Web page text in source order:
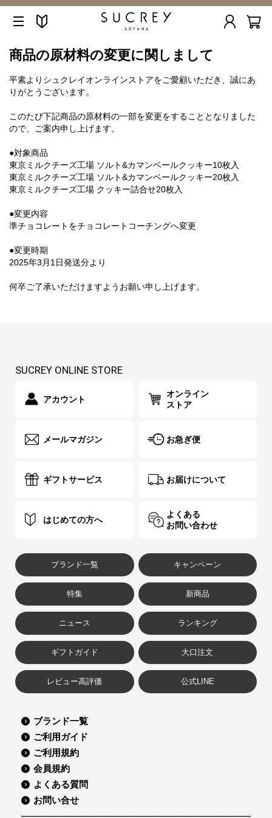
商品の原材料の変更に関しまして
平素よりシュクレイオンラインストアをご愛顧いただき、誠にあ
りがとうございます。
このたび下記商品の原材料の一部を変更をすることとなりました
ので、ご案内申し上げます。
●対象商品
東京ミルクチーズ工場 ソルト&カマンベールクッキー10枚入
東京ミルクチーズ工場 ソルト&カマンベールクッキー20枚入
東京ミルクチーズ工場 クッキー詰合せ20枚入
●変更内容
準チョコレートをチョコレートコーチングへ変更
●変更時期
2025年3月1日発送分より
何卒ご了承いただけますようお願い申し上げます。
SUCREY ONLINE STORE
アカウント
オンライン
ストア
メールマガジン お急ぎ便
ギフトサービス お届けについて
はじめての方へ
よくある
お問い合わせ
ブランド一覧 キャンペーン
特集 新商品
ニュース ランキング
ギフトガイド 大口注文
レビュー高評価 公式LINE
ブランド一覧
ご利用ガイド
ご利用規約
会員規約
よくある質問
お問い合せ